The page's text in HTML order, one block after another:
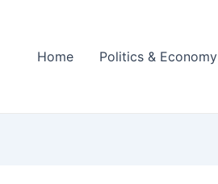
Home Politics & Economy